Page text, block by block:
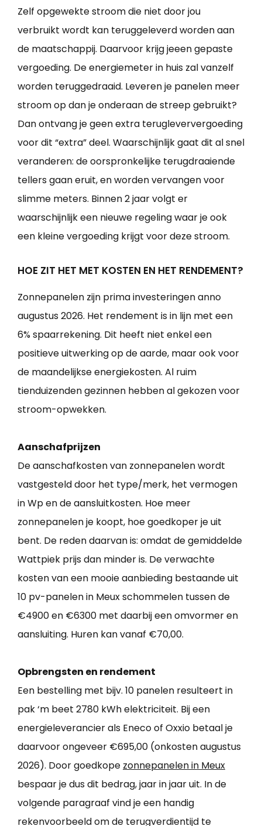
Zelf opgewekte stroom die niet door jou
verbruikt wordt kan teruggeleverd worden aan
de maatschappij. Daarvoor krijg jeeen gepaste
vergoeding. De energiemeter in huis zal vanzelf
worden teruggedraaid. Leveren je panelen meer
stroom op dan je onderaan de streep gebruikt?
Dan ontvang je geen extra terugleververgoeding
voor dit “extra” deel. Waarschijnlijk gaat dit al snel
veranderen: de oorspronkelijke terugdraaiende
tellers gaan eruit, en worden vervangen voor
slimme meters. Binnen 2 jaar volgt er
waarschijnlijk een nieuwe regeling waar je ook
een kleine vergoeding krijgt voor deze stroom.
HOE ZIT HET MET KOSTEN EN HET RENDEMENT?
Zonnepanelen zijn prima investeringen anno
augustus 2026. Het rendement is in lijn met een
6% spaarrekening. Dit heeft niet enkel een
positieve uitwerking op de aarde, maar ook voor
de maandelijkse energiekosten. Al ruim
tienduizenden gezinnen hebben al gekozen voor
stroom-opwekken.
Aanschafprijzen
De aanschafkosten van zonnepanelen wordt
vastgesteld door het type/merk, het vermogen
in Wp en de aansluitkosten. Hoe meer
zonnepanelen je koopt, hoe goedkoper je uit
bent. De reden daarvan is: omdat de gemiddelde
Wattpiek prijs dan minder is. De verwachte
kosten van een mooie aanbieding bestaande uit
10 pv-panelen in Meux schommelen tussen de
€4900 en €6300 met daarbij een omvormer en
aansluiting. Huren kan vanaf €70,00.
Opbrengsten en rendement
Een bestelling met bijv. 10 panelen resulteert in
pak ‘m beet 2780 kWh elektriciteit. Bij een
energieleverancier als Eneco of Oxxio betaal je
daarvoor ongeveer €695,00 (onkosten augustus
2026). Door goedkope zonnepanelen in Meux
bespaar je dus dit bedrag, jaar in jaar uit. In de
volgende paragraaf vind je een handig
rekenvoorbeeld om de terugverdientijd te